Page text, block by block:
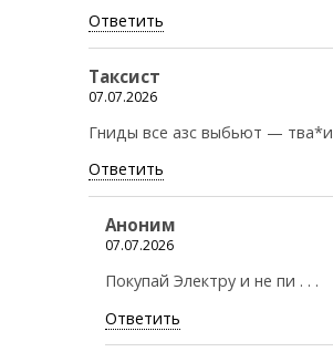
Ответить
Таксист
07.07.2026
Гниды все азс выбьют — тва*и
Ответить
Аноним
07.07.2026
Покупай Электру и не пи . . .
Ответить